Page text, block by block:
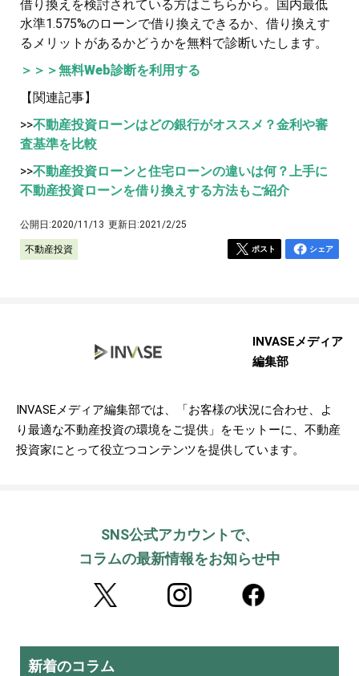
借り換えを検討されている方はこちらから。国内最低
水準1.575%のローンで借り換えできるか、借り換えす
るメリットがあるかどうかを無料で診断いたします。
＞＞＞無料Web診断を利用する
【関連記事】
>>不動産投資ローンはどの銀行がオススメ？金利や審
査基準を比較
>>不動産投資ローンと住宅ローンの違いは何？上手に
不動産投資ローンを借り換えする方法もご紹介
公開日:2020/11/13 更新日:2021/2/25
不動産投資 ポスト シェア
INVASEメディア
編集部
INVASEメディア編集部では、「お客様の状況に合わせ、よ
り最適な不動産投資の環境をご提供」をモットーに、不動産
投資家にとって役立つコンテンツを提供しています。
SNS公式アカウントで、
コラムの最新情報をお知らせ中
新着のコラム